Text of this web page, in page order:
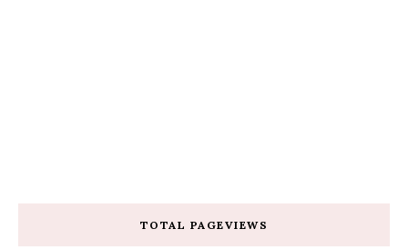
TOTAL PAGEVIEWS